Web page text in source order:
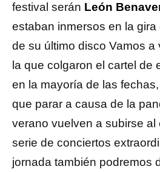
festival serán León
estaban inmersos en la
de su último disco Vamos a
la que colgaron el cartel de
en la mayoría de las
que parar a causa de la
verano vuelven a subirse
serie de conciertos
jornada también podremos